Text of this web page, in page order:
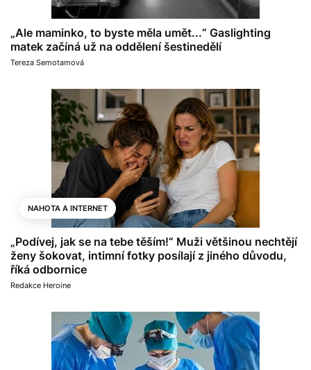
„Ale maminko, to byste měla umět...“ Gaslighting
matek začíná už na oddělení šestinedělí
Tereza Semotamová
NAHOTA A INTERNET
„Podívej, jak se na tebe těším!“ Muži většinou nechtějí
ženy šokovat, intimní fotky posílají z jiného důvodu,
říká odbornice
Redakce Heroine